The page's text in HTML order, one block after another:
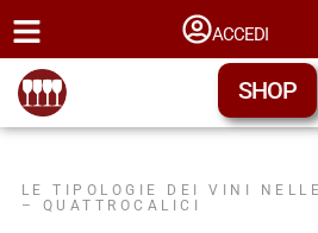
ACCEDI
SHOP
LE TIPOLOGIE DEI VINI
– QUATTROCALICI